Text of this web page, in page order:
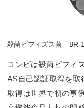
殺菌ビフィズス菌「BR-
コンビは殺菌ビフィ
AS自己認証取得を取
取得は世界で初の事